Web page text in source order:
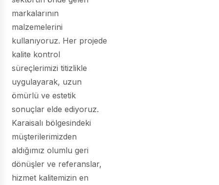
markalarının
malzemelerini
kullanıyoruz. Her projede
kalite kontrol
süreçlerimizi titizlikle
uygulayarak, uzun
ömürlü ve estetik
sonuçlar elde ediyoruz.
Karaisalı bölgesindeki
müşterilerimizden
aldığımız olumlu geri
dönüşler ve referanslar,
hizmet kalitemizin en